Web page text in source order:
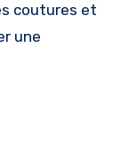
coutures et
une